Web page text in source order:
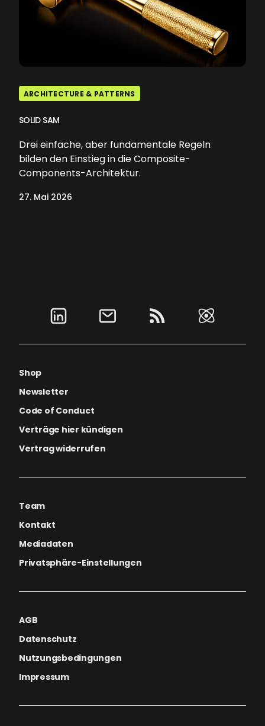
ARCHITECTURE & PATTERNS
SOLID SAM
Drei einfache, aber fundamentale Regeln
bilden den Einstieg in die Composite-
Components-Architektur.
27. Mai 2026
Shop
Newsletter
Code of Conduct
Verträge hier kündigen
Vertrag widerrufen
Team
Kontakt
Mediadaten
Privatsphäre-Einstellungen
AGB
Datenschutz
Nutzungsbedingungen
Impressum